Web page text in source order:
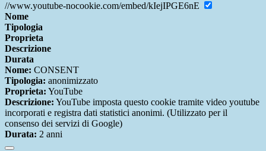
//www.youtube-nocookie.com/embed/kIejIPGE6nE
Nome
Tipologia
Proprieta
Descrizione
Durata
Nome: CONSENT
Tipologia: anonimizzato
Proprieta: YouTube
Descrizione: YouTube imposta questo cookie tramite video youtube
incorporati e registra dati statistici anonimi. (Utilizzato per il
consenso dei servizi di Google)
Durata: 2 anni